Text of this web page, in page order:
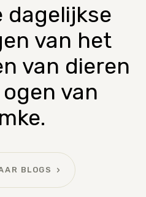
dagelijkse
van het
van dieren
van
BLOGS